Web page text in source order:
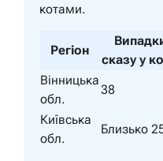
котами.
Регіон
сказу у
Вінницька
обл.
38
Київська
обл.
Близько